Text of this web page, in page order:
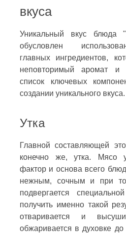
вкуса
Уникальный вкус блюда
обусловлен
главных ингредиентов,
неповторимый аромат
список ключевых
создании уникального вкуса.
Утка
Главной составляющей
конечно же, утка. Мясо
фактор и основа всего
нежным, сочным и при
подвергается
получить именно такой
отваривается и
обжаривается в духовке до